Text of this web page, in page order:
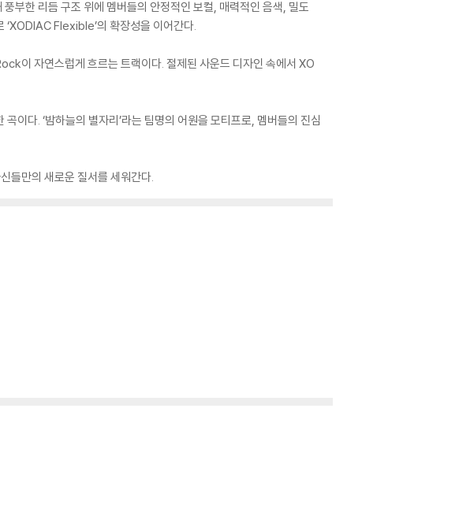
부한 리듬 구조 위에 멤버들의 안정적인 보컬, 매력적인 음색, 밀도
‘XODIAC Flexible’의 확장성을 이어간다.
이 자연스럽게 흐르는 트랙이다. 절제된 사운드 디자인 속에서 XO
이다. ‘밤하늘의 별자리’라는 팀명의 어원을 모티프로, 멤버들의 진심
들만의 새로운 질서를 세워간다.